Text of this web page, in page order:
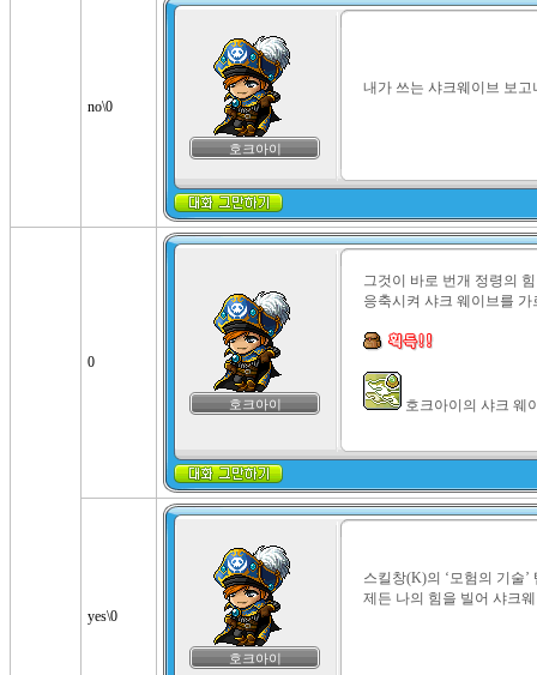
no\0
호크아이
내가 쓰는 샤크웨이브 보고
0
호크아이
그것이 바로 번개 정령의
응축시켜 샤크 웨이브를 가
호크아이의 샤크 웨
yes\0
호크아이
스킬창(K)의 ‘모험의 기술
제든 나의 힘을 빌어 샤크